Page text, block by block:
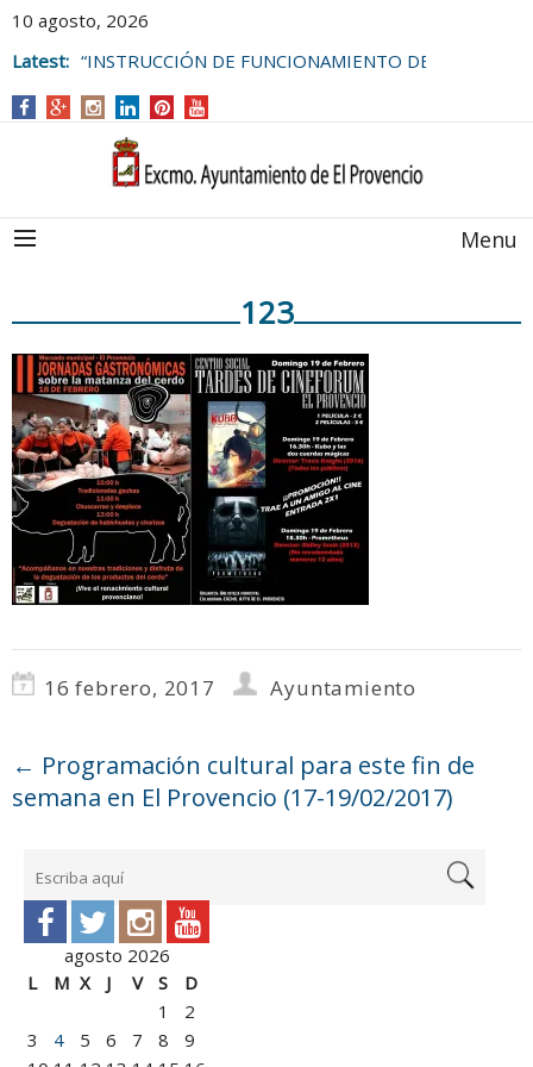
10 agosto, 2026
Latest: “INSTRUCCIÓN DE FUNCIONAMIENTO DE
AYUNTAMIENTO DE EL PROVENCIO
Menu
123
16 febrero, 2017 Ayuntamiento
← Programación cultural para este fin de
semana en El Provencio (17-19/02/2017)
agosto 2026
L
M X J V S
D
1
2
3
4 5 6 7 8
9